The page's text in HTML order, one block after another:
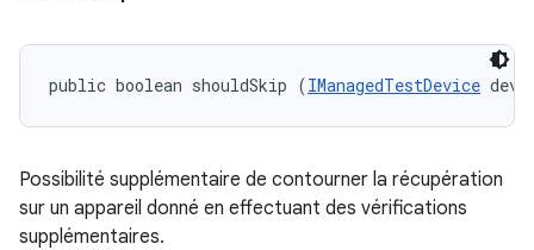
public boolean shouldSkip (IManagedTestDevice
Possibilité supplémentaire de contourner la récupération
sur un appareil donné en effectuant des vérifications
supplémentaires.